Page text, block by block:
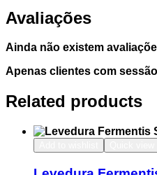
Avaliações
Ainda não existem
Apenas clientes com
Related products